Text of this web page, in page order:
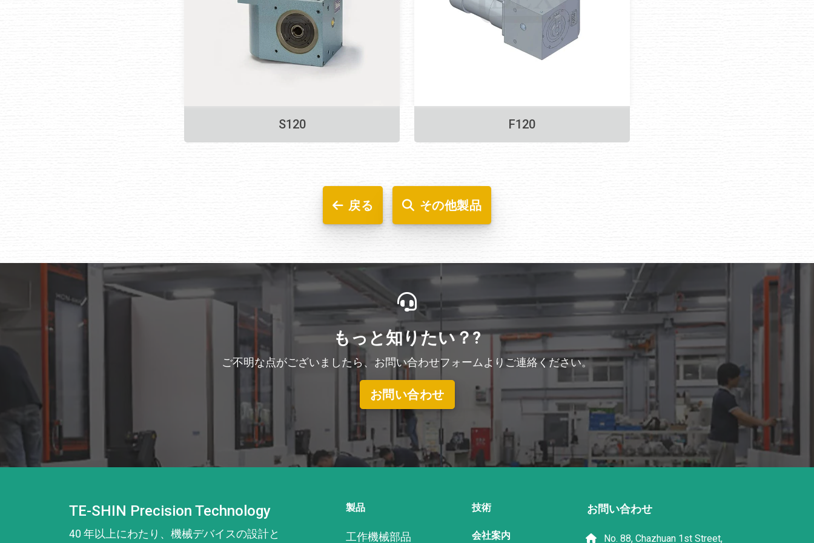
S120 F120
戻る その他製品
もっと知りたい？?
ご不明な点がございましたら、お問い合わせフォームよりご連絡ください。
お問い合わせ
TE-SHIN Precision Technology
40 年以上にわたり、機械デバイスの設計と
製品
工作機械部品
技術
会社案内
お問い合わせ
No. 88, Chazhuan 1st Street,